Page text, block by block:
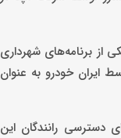
ایستگاه‌های شارژ برقی به 1700 محل می‌رسد، چراکه یکی از برنامه‌های شهرداری
ایران خودرو به عنوان
مختلف تهران برای دسترسی رانندگان این